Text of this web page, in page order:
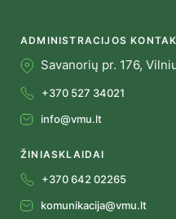
ADMINISTRACIJOS
Savanorių pr. 176,
+370 527 34021
info@vmu.lt
ŽINIASKLAIDAI
+370 642 02265
komunikacija@vmu.lt